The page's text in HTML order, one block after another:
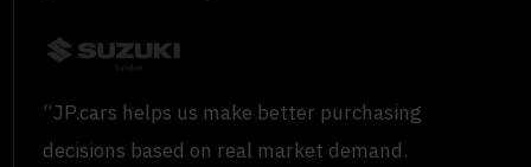
“JP.cars helps us make better purchasing
decisions based on real market demand.